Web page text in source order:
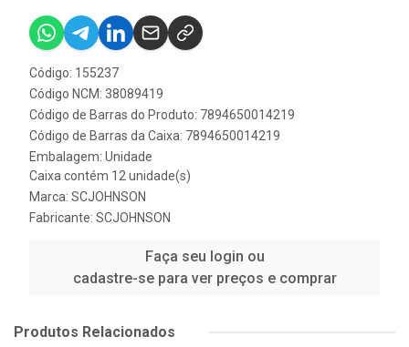
Código: 155237
Código NCM: 38089419
Código de Barras do Produto: 7894650014219
Código de Barras da Caixa: 7894650014219
Embalagem: Unidade
Caixa contém 12 unidade(s)
Marca: SCJOHNSON
Fabricante: SCJOHNSON
Faça seu login ou
cadastre-se para ver preços e comprar
Produtos Relacionados